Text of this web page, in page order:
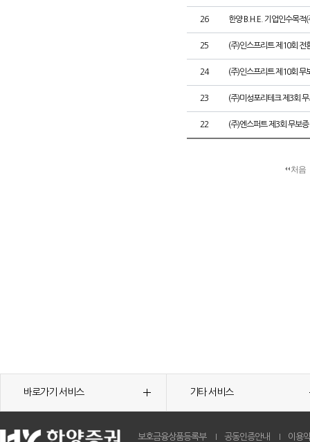
26 한양 B.H.E. 기업인수목적
25 (주)인스프리트 제10회 전
24 (주)인스프리트 제10회 무
23 (주)미성포리테크 제3회
22 (주)엔스퍼트 제3회 무보
처음
바로가기 서비스 기타 서비스
보호금융상품등록부 공동인증안내 이용